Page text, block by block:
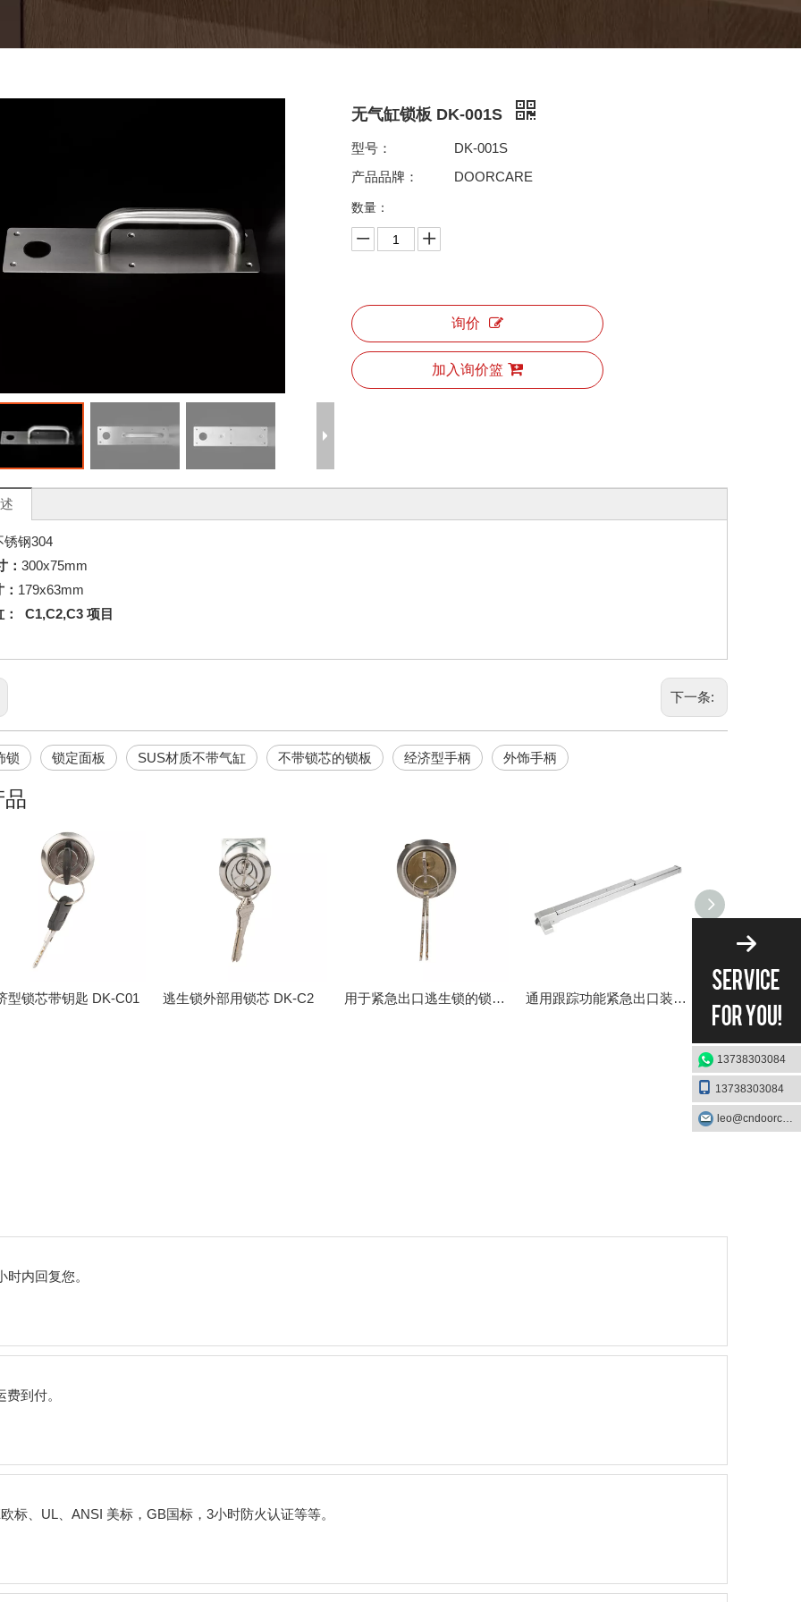
无气缸锁板 DK-001S
型号：
DK-001S
产品品牌：
DOORCARE
数量：
询价
加入询价篮
锈钢304
： 300x75mm
179x63mm
C1,C2,C3 项目
下一条:
锁 锁定面板 SUS材质不带气缸 不带锁芯的锁板 经济型手柄 外饰手柄
品
型锁芯带钥匙 DK-C01 逃生锁外部用锁芯 DK-C2 用于紧急出口逃生锁的锁芯DK-C3 通用跟踪功能紧急出口装置 DK-UL500P
时内回复您。
到付。
欧标、 UL ANSI 美标， GB国标， 3小时防火认证等等。
13738303084
13738303084
leo@cndoorcare.com